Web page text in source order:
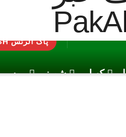
ENGLISH پاک الرٹس
موسم شوبز کھیل